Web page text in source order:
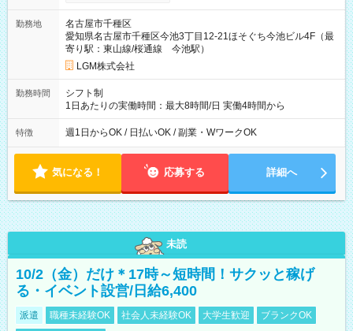
勤務地
名古屋市千種区
愛知県名古屋市千種区今池3丁目12-21ほそぐち今池ビル4F（最
寄り駅：東山線/桜通線 今池駅）
LGM株式会社
勤務時間
シフト制
1日あたりの実働時間：最大8時間/日 実働4時間から
特徴 週1日からOK / 日払いOK / 副業・WワークOK
気になる！ 応募する 詳細へ
未読
10/2（金）だけ＊17時～短時間！サクッと稼げ
る・イベント設営/日給6,400
派遣 職種未経験OK 社会人未経験OK 大学生歓迎
ブランクOK